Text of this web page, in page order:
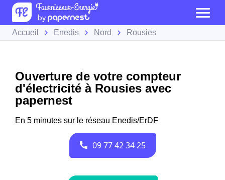
Accueil Enedis Nord Rousies